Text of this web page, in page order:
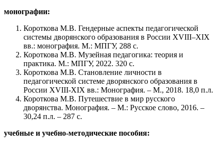
монографии:
Короткова М.В. Гендерные аспекты педагогической
системы дворянского образования в России ХVIII–ХIХ
вв.: монография. М.: МПГУ, 288 с.
Короткова М.В. Музейная педагогика: теория и
практика. М.: МПГУ, 2022. 320 с.
Короткова М.В. Становление личности в
педагогической системе дворянского образования в
России ХVIII-ХIХ вв.: Монография. – М., 2018. 18,0 п.л.
Короткова М.В. Путешествие в мир русского
дворянства. Монография. – М.: Русское слово, 2016. –
30,24 п.л. – 287 с.
учебные и учебно-методические пособия: